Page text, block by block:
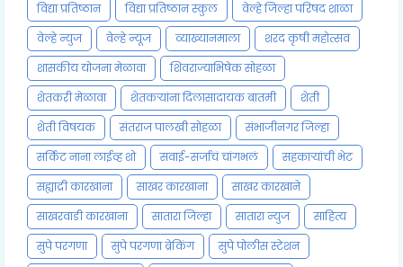
विद्या प्रतिष्ठान
विद्या प्रतिष्ठान स्कुल
वेल्हे जिल्हा परिषद शाळा
वेल्हे न्युज
वेल्हे न्यूज व्याख्यानमाला
शरद कृषी महोत्सव
शासकीय योजना मेळावा
शिवराज्याभिषेक सोहळा
शेतकरी मेळावा
शेतकऱ्यांना दिलासादायक बातमी
शेती
शेती विषयक
संतराज पालखी सोहळा
संभाजीनगर जिल्हा
सर्किट नाना लाईव्ह शो
सवाई-सर्जाचं चांगभलं
सहकाऱ्यांची भेट
सह्याद्री कारखाना
साखर कारखाना
साखर कारखाने
साखरवाडी कारखाना
सातारा जिल्हा सातारा न्युज
साहित्य
सुपे परगणा
सुपे परगणा ब्रेकिंग
सुपे पोलीस स्टेशन